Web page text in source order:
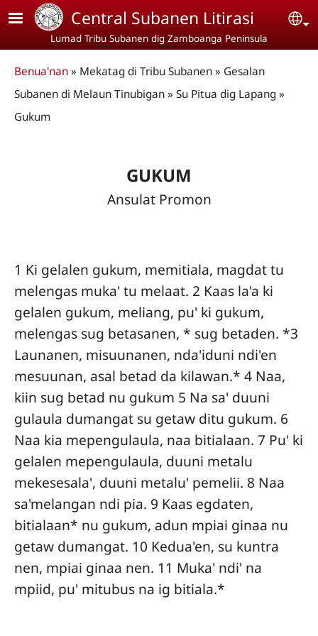
Skip to main contentCentral Subanen Litirasi
Lumad Tribu Subanen dig Zamboanga Peninsula
Breadcrumb
Benua'nan Mekatag di Tribu Subanen
Gesalan
Subanen di Melaun Tinubigan
Su Pitua dig Lapang
Gukum
GUKUM
Ansulat Promon
1 Ki gelalen gukum, memitiala, magdat tu
melengas muka' tu melaat. 2 Kaas la'a ki
gelalen gukum, meliang, pu' ki gukum,
melengas sug betasanen, * sug betaden. *3
Launanen, misuunanen, nda'iduni ndi'en
mesuunan, asal betad da kilawan.* 4 Naa,
kiin sug betad nu gukum 5 Na sa' duuni
gulaula dumangat su getaw ditu gukum. 6
Naa kia mepengulaula, naa bitialaan. 7 Pu' ki
gelalen mepengulaula, duuni metalu
mekesesala', duuni metalu' pemelii. 8 Naa
sa'melangan ndi pia. 9 Kaas egdaten,
bitialaan* nu gukum, adun mpiai ginaa nu
getaw dumangat. 10 Kedua'en, su kuntra
nen, mpiai ginaa nen. 11 Muka' ndi' na
mpiid, pu' mitubus na ig bitiala.*